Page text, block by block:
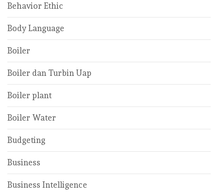
Behavior Ethic
Body Language
Boiler
Boiler dan Turbin Uap
Boiler plant
Boiler Water
Budgeting
Business
Business Intelligence